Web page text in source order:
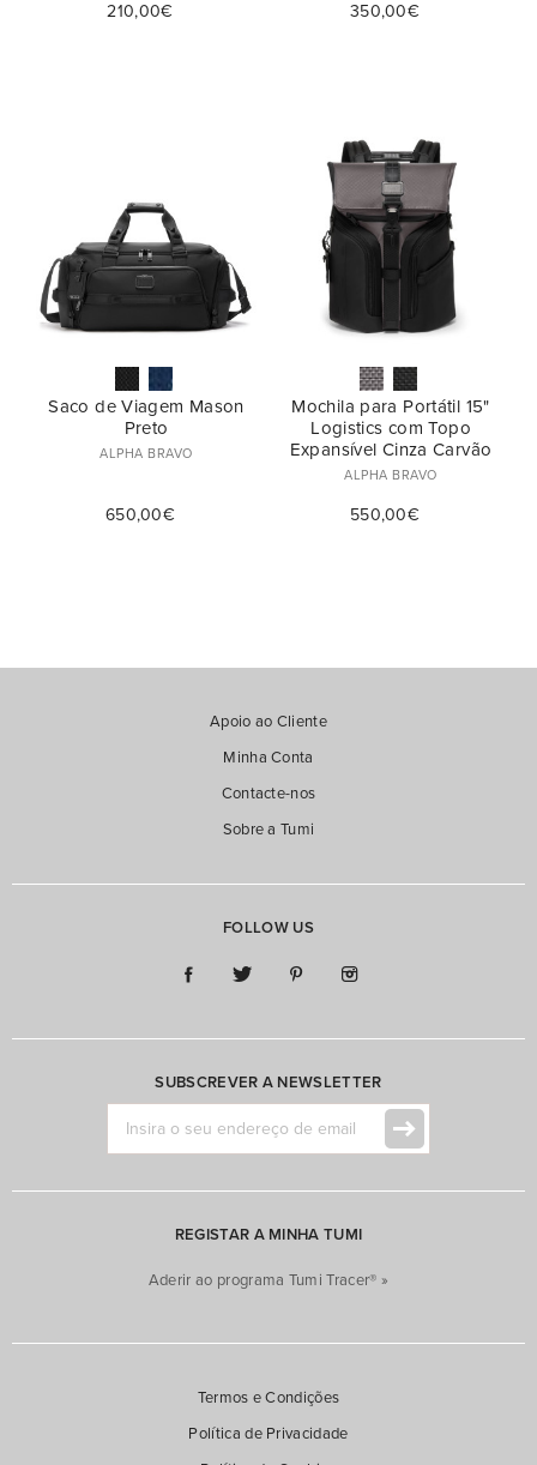
210,00€ 350,00€
Saco de Viagem Mason
Preto
ALPHA BRAVO
650,00€
Mochila para Portátil 15"
Logistics com Topo
Expansível Cinza Carvão
ALPHA BRAVO
550,00€
Apoio ao Cliente
Minha Conta
Contacte-nos
Sobre a Tumi
FOLLOW US
SUBSCREVER A NEWSLETTER
REGISTAR A MINHA TUMI
Aderir ao programa Tumi Tracer® »
Termos e Condições
Política de Privacidade